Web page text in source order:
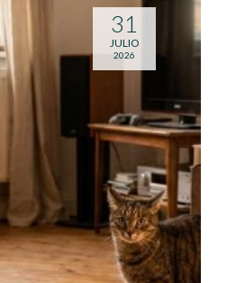
31
JULIO
2026